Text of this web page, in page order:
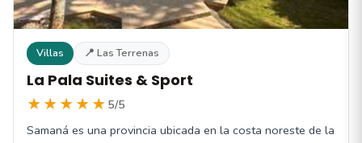
Villas 📍 Las Terrenas
La Pala Suites & Sport
★★★★★ 5/5
Samaná es una provincia ubicada en la costa noreste de la